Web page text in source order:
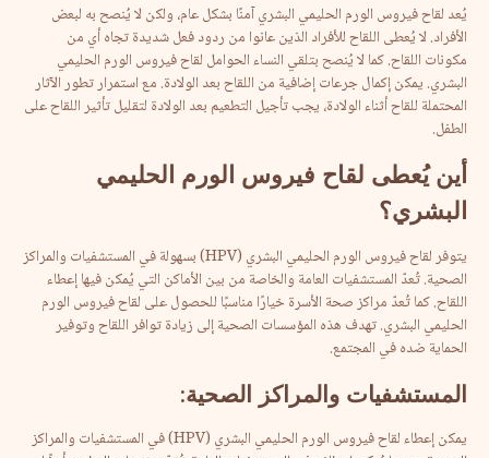
يُعد لقاح فيروس الورم الحليمي البشري آمنًا بشكل عام، ولكن لا يُنصح به لبعض
الأفراد. لا يُعطى اللقاح للأفراد الذين عانوا من ردود فعل شديدة تجاه أي من
مكونات اللقاح. كما لا يُنصح بتلقي النساء الحوامل لقاح فيروس الورم الحليمي
البشري. يمكن إكمال جرعات إضافية من اللقاح بعد الولادة. مع استمرار تطور الآثار
المحتملة للقاح أثناء الولادة، يجب تأجيل التطعيم بعد الولادة لتقليل تأثير اللقاح على
الطفل.
أين يُعطى لقاح فيروس الورم الحليمي
البشري؟
يتوفر لقاح فيروس الورم الحليمي البشري (HPV) بسهولة في المستشفيات والمراكز
الصحية. تُعدّ المستشفيات العامة والخاصة من بين الأماكن التي يُمكن فيها إعطاء
اللقاح. كما تُعدّ مراكز صحة الأسرة خيارًا مناسبًا للحصول على لقاح فيروس الورم
الحليمي البشري. تهدف هذه المؤسسات الصحية إلى زيادة توافر اللقاح وتوفير
الحماية ضده في المجتمع.
المستشفيات والمراكز الصحية:
يمكن إعطاء لقاح فيروس الورم الحليمي البشري (HPV) في المستشفيات والمراكز